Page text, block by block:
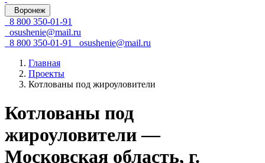
Воронеж
8 800 350-01-91
osushenie@mail.ru
8 800 350-01-91
osushenie@mail.ru
Главная
Проекты
Котлованы под жироуловители
Котлованы под
жироуловители —
Московская область, г.